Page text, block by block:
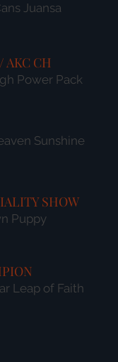
Juansa
AKC CH
Power Pack
Sunshine
SHOW
Puppy
Leap of Faith